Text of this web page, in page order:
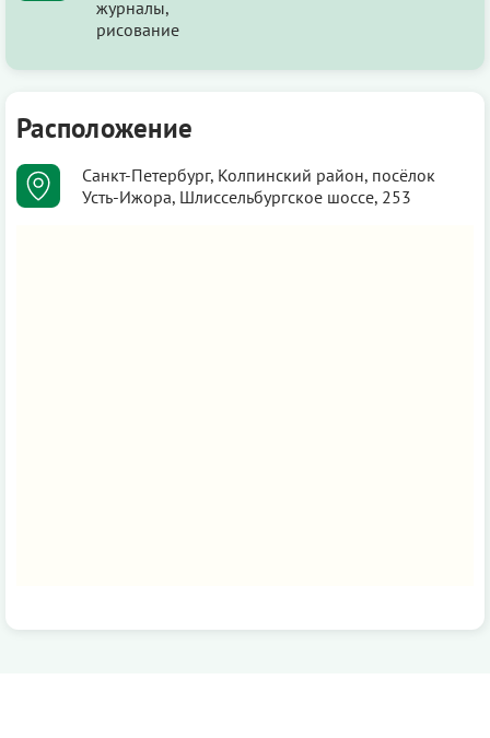
журналы,
рисование
Расположение
Санкт-Петербург, Колпинский район, посёлок
Усть-Ижора, Шлиссельбургское шоссе, 253